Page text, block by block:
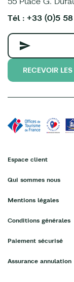
Tél : +33 (0)5
RECEVOIR
Espace client
Qui sommes nous
Mentions légales
Conditions générales
Paiement sécurisé
Assurance annulation